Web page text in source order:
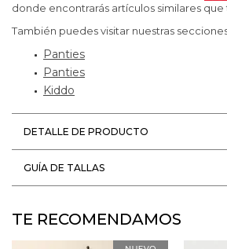
donde encontrarás artículos similares
También puedes visitar nuestras
Panties
Panties
Kiddo
DETALLE DE PRODUCTO
GUÍA DE TALLAS
TE RECOMENDAMOS